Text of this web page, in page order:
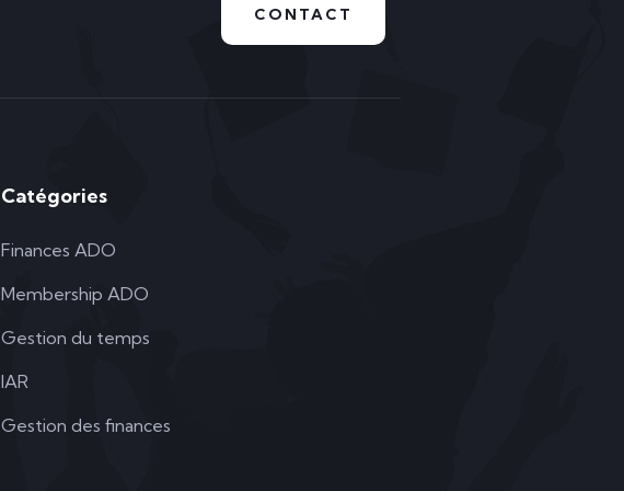
CONTACT
Catégories
Finances ADO
Membership ADO
Gestion du temps
IAR
Gestion des finances